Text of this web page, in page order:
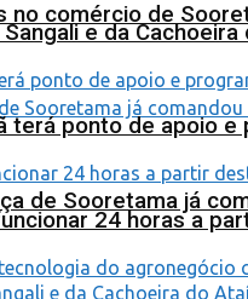
no comércio de
de Sooretama já
e da
terá ponto de apoio
24 horas a